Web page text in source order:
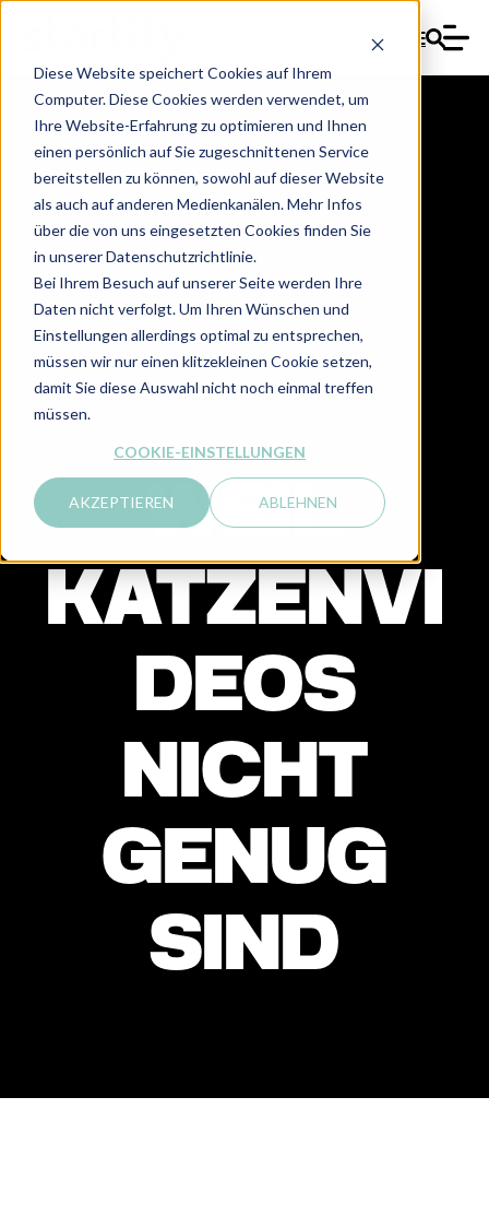
Diese Website speichert Cookies auf Ihrem
Computer. Diese Cookies werden verwendet, um
Ihre Website-Erfahrung zu optimieren und Ihnen
einen persönlich auf Sie zugeschnittenen Service
bereitstellen zu können, sowohl auf dieser Website
als auch auf anderen Medienkanälen. Mehr Infos
über die von uns eingesetzten Cookies finden Sie
in unserer Datenschutzrichtlinie.
Bei Ihrem Besuch auf unserer Seite werden Ihre
Daten nicht verfolgt. Um Ihren Wünschen und
Einstellungen allerdings optimal zu entsprechen,
müssen wir nur einen klitzekleinen Cookie setzen,
damit Sie diese Auswahl nicht noch einmal treffen
müssen.
COOKIE-EINSTELLUNGEN
AKZEPTIEREN ABLEHNEN
DE
Yannik Rediske
yannik.rediske@startify.de
WEIL
KATZENVI
DEOS
NICHT
GENUG
SIND